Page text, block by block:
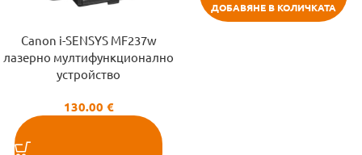
Canon i-SENSYS MF237w
лазерно мултифункционално
устройство
130.00 €
ДОБАВЯНЕ В КОЛИЧКАТА